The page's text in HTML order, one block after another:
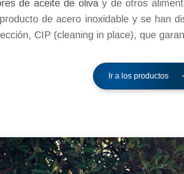
de aceite de oliva y de otros
de acero inoxidable y se han
CIP (cleaning in place), que
Ir a los productos